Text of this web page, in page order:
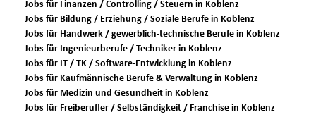
Jobs für Finanzen / Controlling / Steuern in Koblenz
Jobs für Bildung / Erziehung / Soziale Berufe in Koblenz
Jobs für Handwerk / gewerblich-technische Berufe in Koblenz
Jobs für Ingenieurberufe / Techniker in Koblenz
Jobs für IT / TK / Software-Entwicklung in Koblenz
Jobs für Kaufmännische Berufe & Verwaltung in Koblenz
Jobs für Medizin und Gesundheit in Koblenz
Jobs für Freiberufler / Selbständigkeit / Franchise in Koblenz